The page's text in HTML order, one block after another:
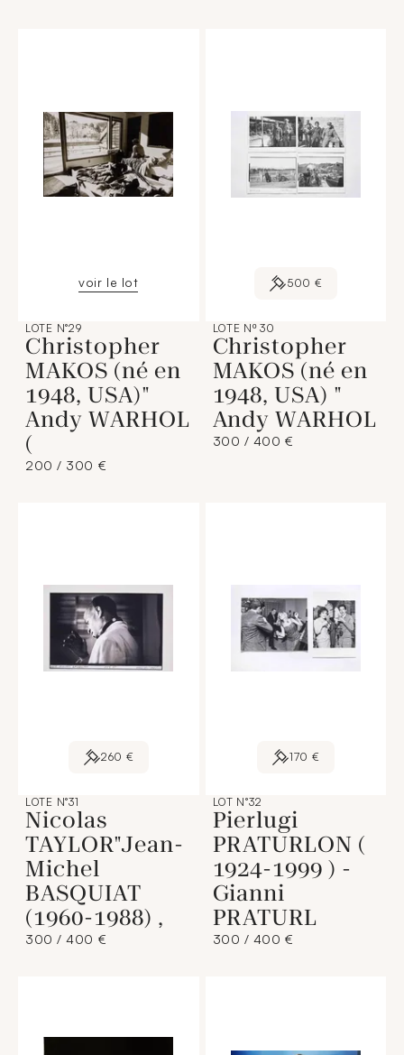
voir le lot
LOTE N°29
Christopher
MAKOS (né en
1948, USA)"
Andy WARHOL
(
200 / 300 €
500 €
LOTE Nº 30
Christopher
MAKOS (né en
1948, USA) "
Andy WARHOL
300 / 400 €
260 €
LOTE N°31
Nicolas
TAYLOR"Jean-
Michel
BASQUIAT
(1960-1988) ,
300 / 400 €
170 €
LOT N°32
Pierlugi
PRATURLON (
1924-1999 ) -
Gianni
PRATURL
300 / 400 €